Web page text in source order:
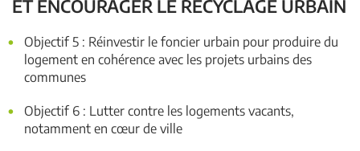
ET ENCOURAGER LE RECYCLAGE URBAIN
Objectif 5 : Réinvestir le foncier urbain pour produire du
logement en cohérence avec les projets urbains des
communes
Objectif 6 : Lutter contre les logements vacants,
notamment en cœur de ville